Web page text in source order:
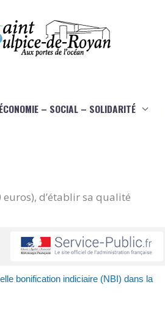
ÉCONOMIE – SOCIAL – SOLIDARITÉ
d’établir sa qualité
bonification indiciaire (NBI) dans la